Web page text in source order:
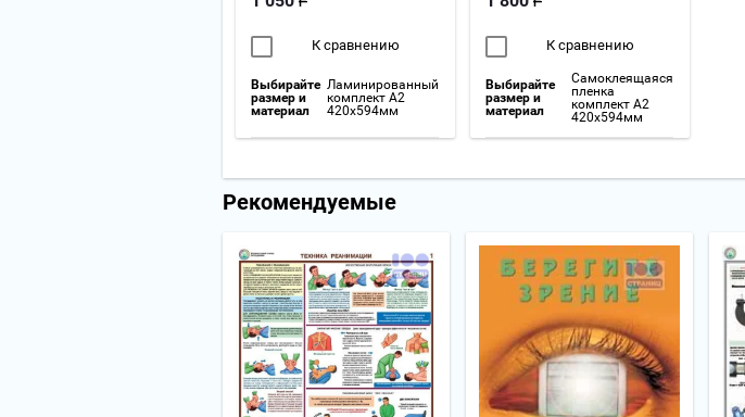
К сравнению
Выбирайте
размер и
материал
Ламинированный
комплект А2
420x594мм
К сравнению
Выбирайте
размер и
материал
Самоклеящаяся
пленка
комплект А2
420x594мм
Рекомендуемые